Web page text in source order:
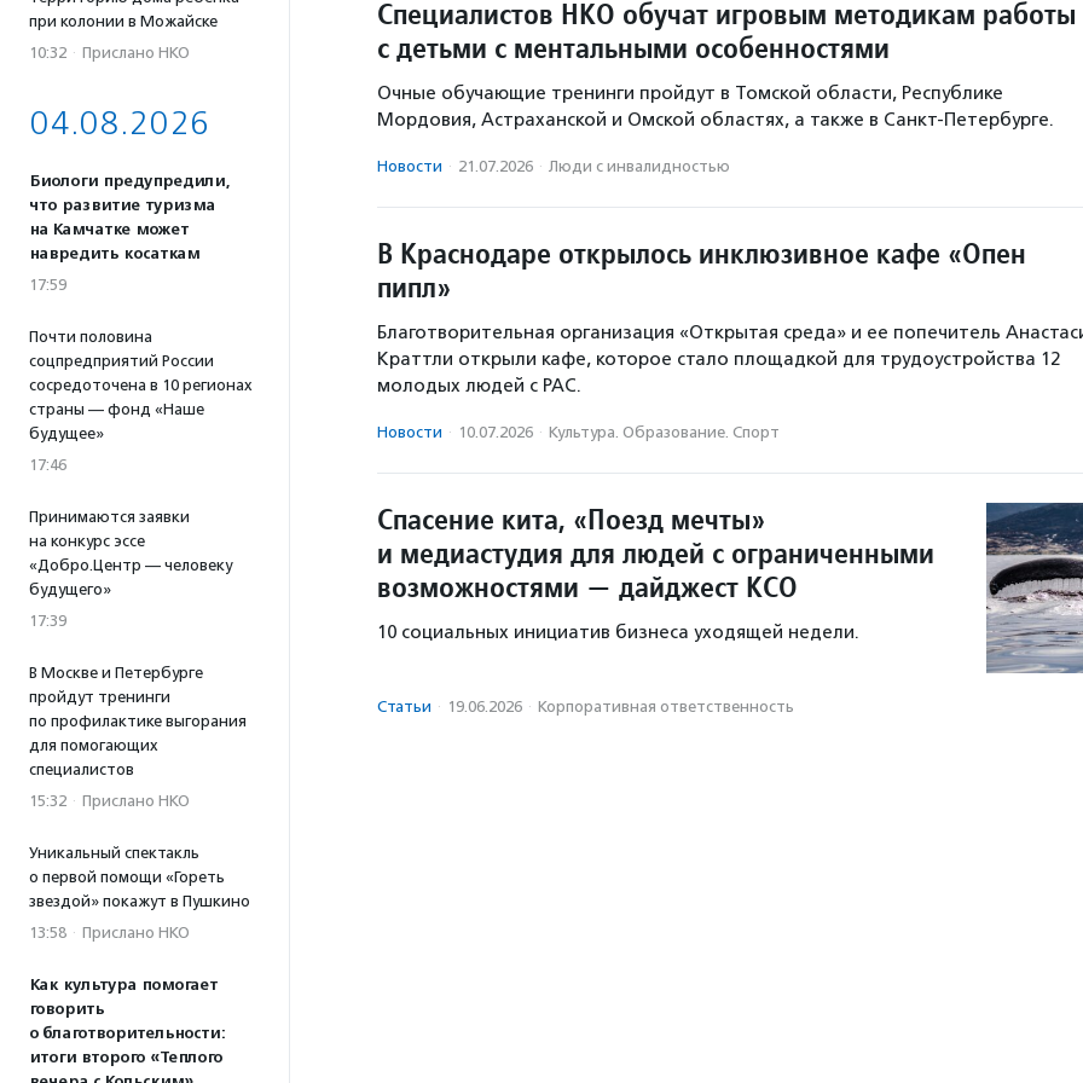
при колонии в Можайске
10:32 · Прислано НКО
04.08.2026
Биологи предупредили,
что развитие туризма
на Камчатке может
навредить косаткам
17:59
Почти половина
соцпредприятий России
сосредоточена в 10 регионах
страны — фонд «Наше
будущее»
17:46
Принимаются заявки
на конкурс эссе
«Добро.Центр — человеку
будущего»
17:39
В Москве и Петербурге
пройдут тренинги
по профилактике выгорания
для помогающих
специалистов
15:32 · Прислано НКО
Уникальный спектакль
о первой помощи «Гореть
звездой» покажут в Пушкино
13:58 · Прислано НКО
Как культура помогает
говорить
о благотворительности:
итоги второго «Теплого
Специалистов НКО обучат игровым методикам работы
с детьми с ментальными особенностями
Очные обучающие тренинги пройдут в Томской области, Республике
Мордовия, Астраханской и Омской областях, а также в Санкт-Петербурге.
Новости · 21.07.2026 · Люди с инвалидностью
В Краснодаре открылось инклюзивное кафе «Опен
пипл»
Благотворительная организация «Открытая среда» и ее попечитель
Краттли открыли кафе, которое стало площадкой для трудоустройства 12
молодых людей с РАС.
Новости · 10.07.2026 · Культура. Образование. Спорт
Спасение кита, «Поезд мечты»
и медиастудия для людей с ограниченными
возможностями — дайджест КСО
10 социальных инициатив бизнеса уходящей недели.
Статьи · 19.06.2026 · Корпоративная ответственность